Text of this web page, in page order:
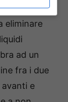
che si
eliminare
ad un
fra i due
e